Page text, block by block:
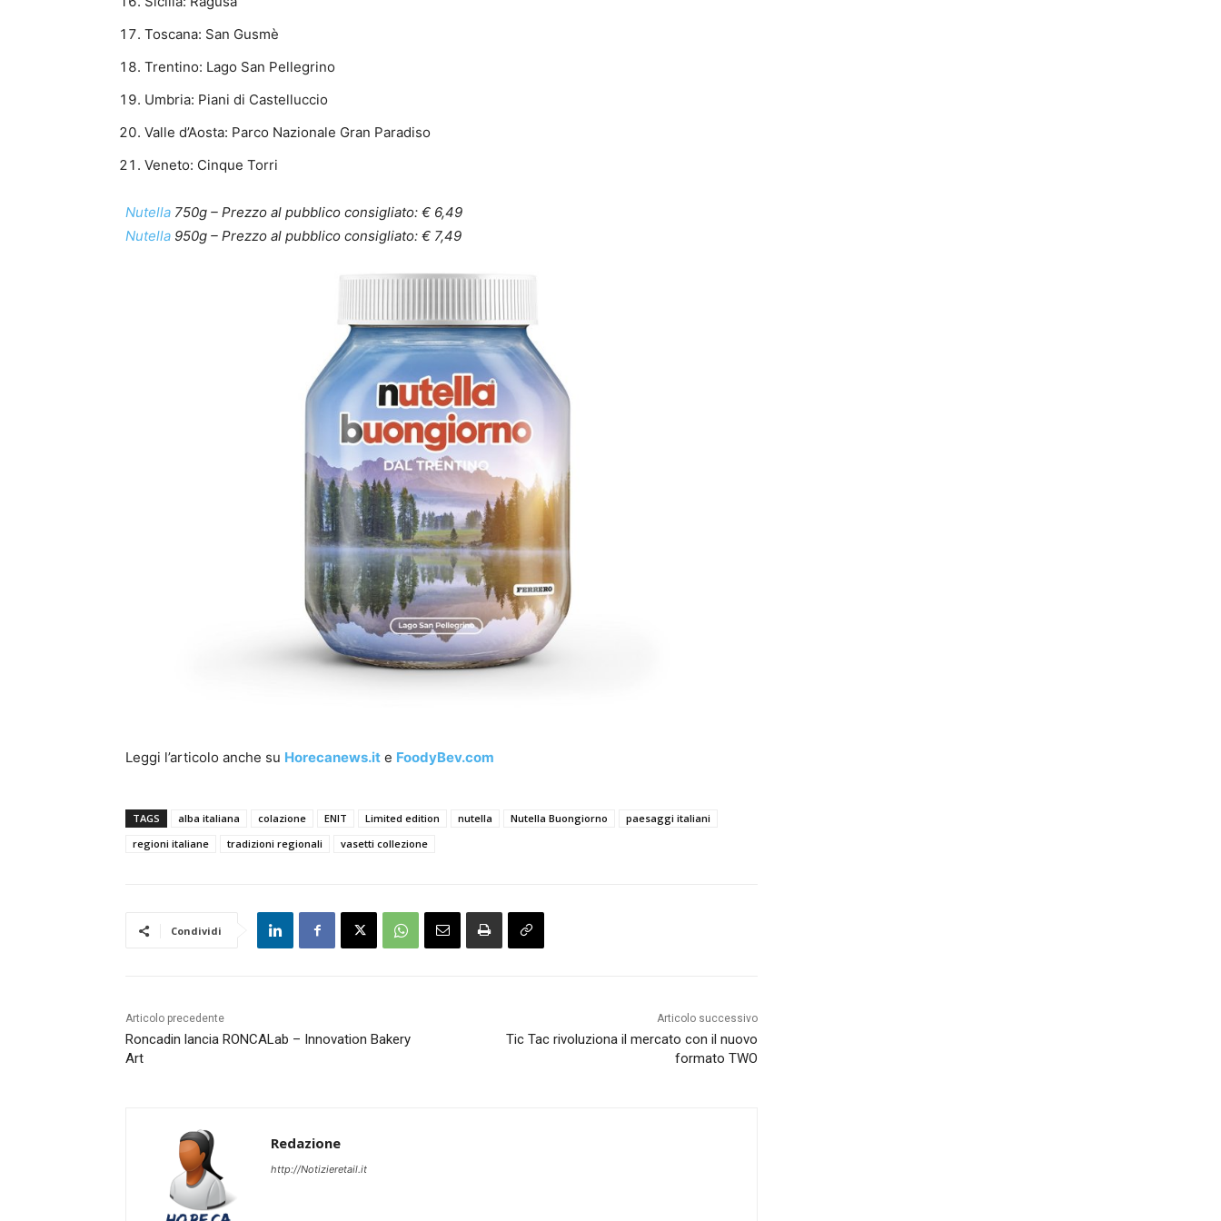
Toscana: San Gusmè
Trentino: Lago San Pellegrino
Umbria: Piani di Castelluccio
Valle d’Aosta: Parco Nazionale Gran Paradiso
Veneto: Cinque Torri
Nutella 750g – Prezzo al pubblico consigliato: € 6,49
Nutella 950g – Prezzo al pubblico consigliato: € 7,49
Leggi l’articolo anche su Horecanews.it e FoodyBev.com
TAGS alba italiana colazione ENIT Limited edition nutella Nutella Buongiorno
paesaggi italiani
regioni italiane
tradizioni regionali vasetti collezione
Condividi
Articolo precedente
Roncadin lancia RONCALab – Innovation Bakery
Art
Articolo successivo
Tic Tac rivoluziona il mercato con il nuovo
formato TWO
Redazione
http://Notizieretail.it